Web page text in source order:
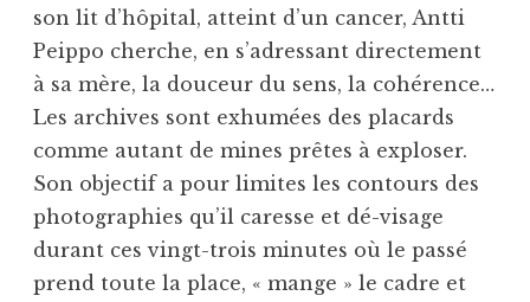
son lit d’hôpital, atteint d’un cancer, Antti
Peippo cherche, en s’adressant directement
à sa mère, la douceur du sens, la cohérence…
Les archives sont exhumées des placards
comme autant de mines prêtes à exploser.
Son objectif a pour limites les contours des
photographies qu’il caresse et dé-visage
durant ces vingt-trois minutes où le passé
prend toute la place, « mange » le cadre et